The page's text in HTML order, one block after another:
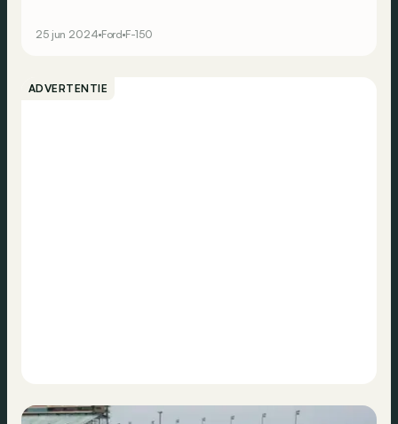
25 jun 2024 Ford F-150
ADVERTENTIE